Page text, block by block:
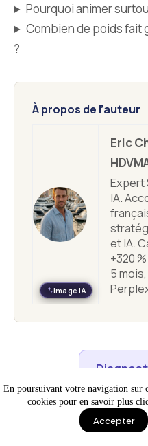
En poursuivant votre navigation sur
cookies pour en savoir plus
Accepter
Pourquoi animer
Combien de poids fait
?
À propos de l’auteur
Image IA
Eric
Expert
IA.
et IA.
+320
5
Site